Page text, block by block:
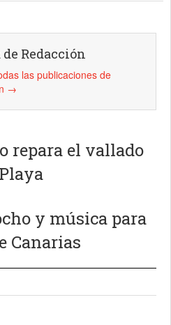
Redacción
las publicaciones de
→
repara el vallado
y música para
Canarias